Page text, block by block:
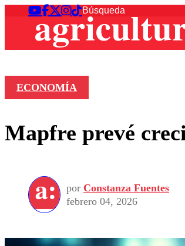
ECONOMÍA
Mapfre prevé
por Constanza Fuentes
febrero 04, 2026